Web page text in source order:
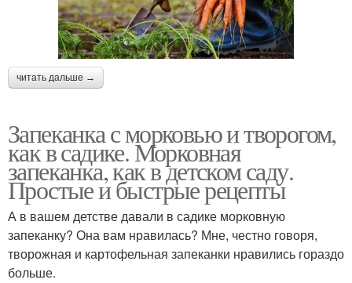
читать дальше →
Запеканка с морковью и творогом,
как в садике. Морковная
запеканка, как в детском саду.
Простые и быстрые рецепты
А в вашем детстве давали в садике морковную
запеканку? Она вам нравилась? Мне, честно говоря,
творожная и картофельная запеканки нравились гораздо
больше.